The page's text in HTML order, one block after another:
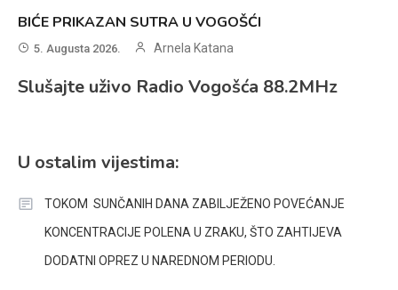
BIĆE PRIKAZAN SUTRA U VOGOŠĆI
5. Augusta 2026. Arnela Katana
Slušajte uživo Radio Vogošća 88.2MHz
U ostalim vijestima:
TOKOM SUNČANIH DANA ZABILJEŽENO POVEĆANJE
KONCENTRACIJE POLENA U ZRAKU, ŠTO ZAHTIJEVA
DODATNI OPREZ U NAREDNOM PERIODU.